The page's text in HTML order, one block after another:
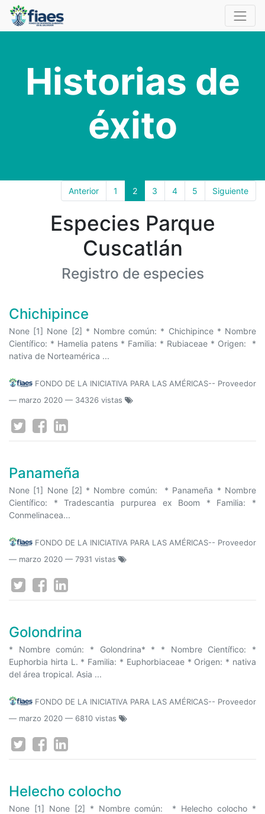
Historias de
éxito
Anterior 1 2 3 4 5 Siguiente
Especies Parque
Cuscatlán
Registro de especies
Chichipince
None [1] None [2] * Nombre común: * Chichipince * Nombre
Científico: * Hamelia patens * Familia: * Rubiaceae * Origen: *
nativa de Norteamérica ...
FONDO DE LA INICIATIVA PARA LAS AMÉRICAS-- Proveedor
— marzo 2020 — 34326 vistas
Panameña
None [1] None [2] * Nombre común: * Panameña * Nombre
Científico: * Tradescantia purpurea ex Boom * Familia: *
Conmelinacea...
FONDO DE LA INICIATIVA PARA LAS AMÉRICAS-- Proveedor
— marzo 2020 — 7931 vistas
Golondrina
* Nombre común: * Golondrina* * * Nombre Científico: *
Euphorbia hirta L. * Familia: * Euphorbiaceae * Origen: * nativa
del área tropical. Asia ...
FONDO DE LA INICIATIVA PARA LAS AMÉRICAS-- Proveedor
— marzo 2020 — 6810 vistas
Helecho colocho
None [1] None [2] * Nombre común: * Helecho colocho *